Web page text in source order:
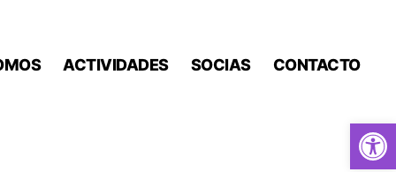
Abrir barra de herramientas
ACTIVIDADES SOCIAS CONTACTO